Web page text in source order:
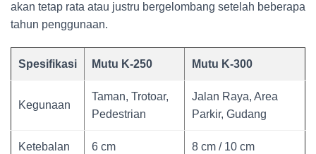
akan tetap rata atau justru bergelombang setelah beberapa
tahun penggunaan.
Spesifikasi Mutu K-250 Mutu K-300
Kegunaan
Taman, Trotoar,
Pedestrian
Jalan Raya, Area
Parkir, Gudang
Ketebalan 6 cm 8 cm / 10 cm